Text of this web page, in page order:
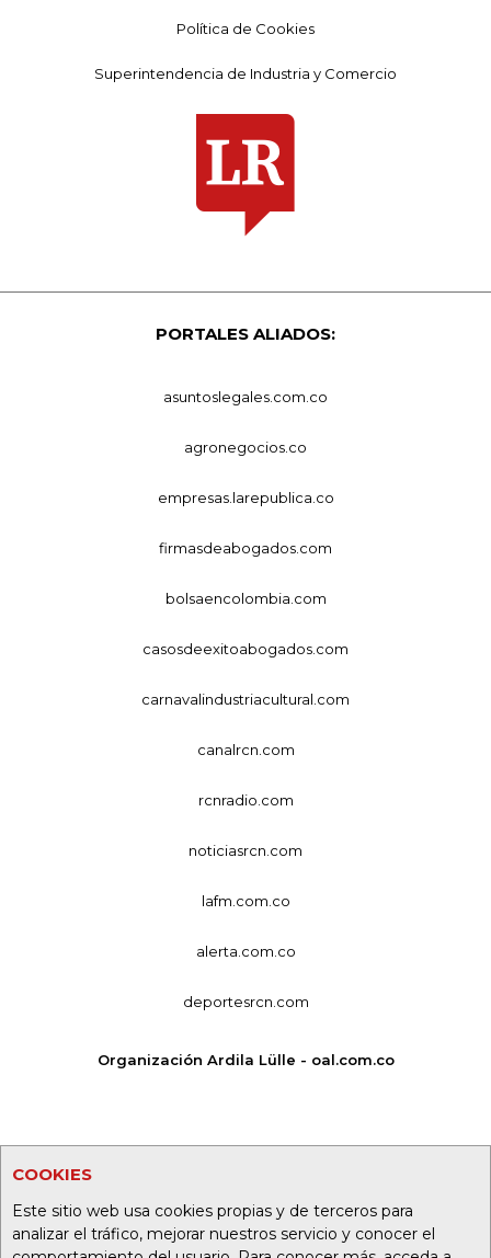
COOKIES
Este sitio web usa cookies propias y de terceros para
analizar el tráfico, mejorar nuestros servicio y conocer el
Política de Cookies
Superintendencia de Industria y Comercio
PORTALES ALIADOS:
asuntoslegales.com.co
agronegocios.co
empresas.larepublica.co
firmasdeabogados.com
bolsaencolombia.com
casosdeexitoabogados.com
carnavalindustriacultural.com
canalrcn.com
rcnradio.com
noticiasrcn.com
lafm.com.co
alerta.com.co
deportesrcn.com
Organización Ardila Lülle - oal.com.co